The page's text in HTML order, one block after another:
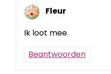
Fleur
Ik loot mee.
Beantwoorden